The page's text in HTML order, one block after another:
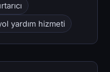
yardım hizmeti